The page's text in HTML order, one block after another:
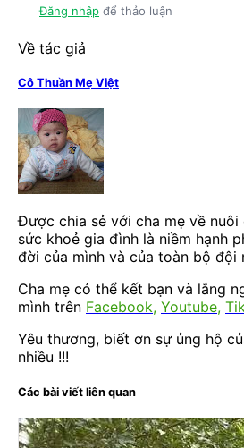
Đăng nhập để thảo luận
Về tác giả
Cô Thuần Mẹ Việt
Được chia sẻ với cha mẹ về nuôi
sức khoẻ gia đình là niềm hạnh
đời của mình và của toàn bộ đội
Cha mẹ có thể kết bạn và lắng
mình trên Facebook, Youtube,
Yêu thương, biết ơn sự ủng hộ
nhiều !!!
Các bài viết liên quan